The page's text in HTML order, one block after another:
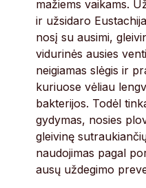
mažiems vaikams.
ir užsidaro
nosį su ausimi,
vidurinės ausies
neigiamas slėgis ir
kuriuose vėliau
bakterijos. Todėl
gydymas, nosies
gleivinę
naudojimas pagal
ausų uždegimo